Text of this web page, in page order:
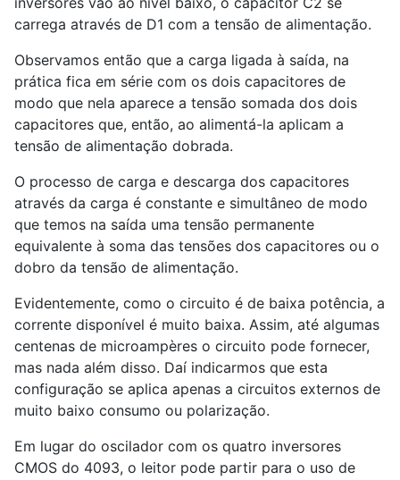
carrega através de D1 com a tensão de alimentação.
Observamos então que a carga ligada à saída, na
prática fica em série com os dois capacitores de
modo que nela aparece a tensão somada dos dois
capacitores que, então, ao alimentá-la aplicam a
tensão de alimentação dobrada.
O processo de carga e descarga dos capacitores
através da carga é constante e simultâneo de modo
que temos na saída uma tensão permanente
equivalente à soma das tensões dos capacitores ou o
dobro da tensão de alimentação.
Evidentemente, como o circuito é de baixa potência, a
corrente disponível é muito baixa. Assim, até algumas
centenas de microampères o circuito pode fornecer,
mas nada além disso. Daí indicarmos que esta
configuração se aplica apenas a circuitos externos de
muito baixo consumo ou polarização.
Em lugar do oscilador com os quatro inversores
CMOS do 4093, o leitor pode partir para o uso de